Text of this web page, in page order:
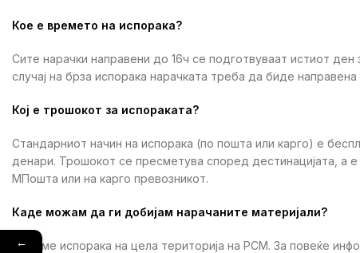
Кое е времето на испорака?
Сите нарачки направени до 16ч се подготвуваат истиот ден
случај на брза испорака нарачката треба да биде
Кој е трошокот за испораката?
Стандарниот начин на испорака (по пошта или карго) е
денари. Трошокот се пресметува според дестинацијата, а
МПошта или на карго превозникот.
Каде можам да ги добијам нарачаните материјали?
Вршиме испорака на цела територија на РСМ. За повеќе
←